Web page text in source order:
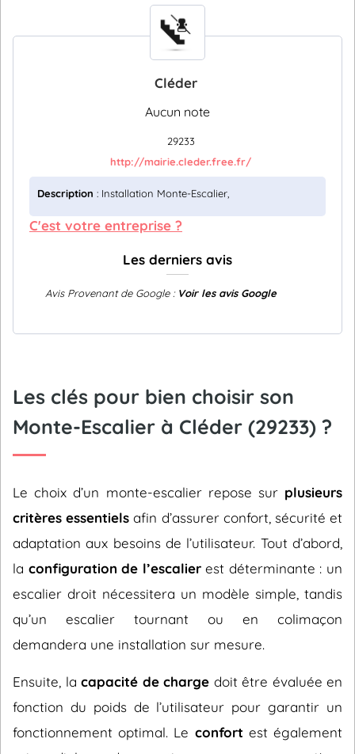
Cléder
Aucun note
29233
http://mairie.cleder.free.fr/
Description : Installation Monte-Escalier,
C'est votre entreprise ?
Les derniers avis
Avis Provenant de Google : Voir les avis Google
Les clés pour bien choisir son
Monte-Escalier à Cléder (29233) ?
Le choix d’un monte-escalier repose sur plusieurs
critères essentiels afin d’assurer confort, sécurité et
adaptation aux besoins de l’utilisateur. Tout d’abord,
la configuration de l’escalierest déterminante : un
escalier droit nécessitera un modèle simple, tandis
qu’un escalier tournant ou en colimaçon
demandera une installation sur mesure.
Ensuite, la capacité de charge doit être évaluée en
fonction du poids de l’utilisateur pour garantir un
fonctionnement optimal. Le confort est également